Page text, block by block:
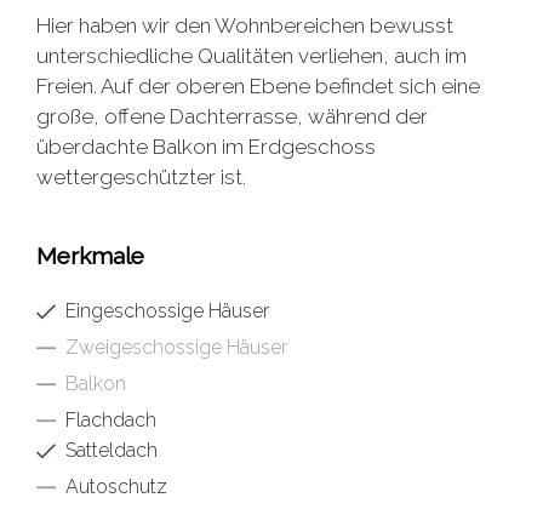
Hier haben wir den Wohnbereichen bewusst
unterschiedliche Qualitäten verliehen, auch im
Freien. Auf der oberen Ebene befindet sich eine
große, offene Dachterrasse, während der
überdachte Balkon im Erdgeschoss
wettergeschützter ist.
Merkmale
Eingeschossige Häuser
Zweigeschossige Häuser
Balkon
Flachdach
Satteldach
Autoschutz